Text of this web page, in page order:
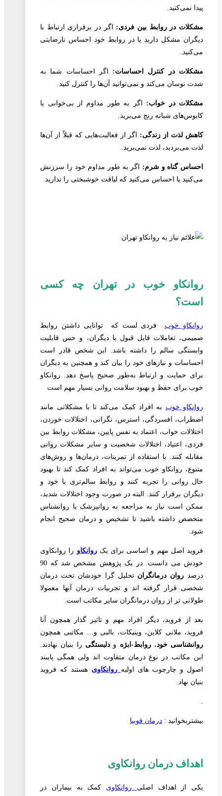
پیدا نمی‌کنید.
مشکلات در روابط بین فردی: اگر در برقراری ارتباط با
دیگران مشکل دارید یا در روابط خود احساس نارضایتی
می‌کنید.
مشکلات در کنترل احساسات: اگر احساسات شما به
شدت نوسان می‌کند و نمی‌توانید آن‌ها را کنترل کنید.
مشکلات در خواب: اگر به طور مداوم از بی‌خوابی یا
کابوس‌های شبانه رنج می‌برید.
کاهش لذت از زندگی: اگر از فعالیت‌هایی که قبلاً از آن‌ها
لذت می‌بردید، لذت نمی‌برید.
احساس گناه و شرم: اگر به طور مداوم خود را سرزنش
می‌کنید یا احساس می‌کنید که لیاقت خوشبختی را ندارید.
روانکاو خوب در تهران چه کسی
است؟
روانکاو خوب فردی لست که توانایی داشتن روابط
صمیمی، تعاملات قابل قبول با دیگران، و حس قابلیت
وابستگی سالم را داشته باشد. این شخص قادر است
احساسات و نیازهای خود را بیان کند و همچنین به دیگران
برای حمایت و ارتباط به‌طور صحیح پاسخ دهد. روانکاو
خوب برای حفظ و بهبود سلامت روانی بسیار مهم است
روانکاو خوب به افراد کمک می‌کند تا با مشکلاتی مانند
اضطراب، افسردگی، استرس، نگرانی، اختلالات خوردن،
اختلالات خواب، اعتماد به نفس پایین، مشکلات روابط بین
فردی، اعتیاد، اختلالات شخصیت و سایر مشکلات روانی
مقابله کنند. با استفاده از تمرینات، درمان‌ها و روش‌های
متنوع، روانکاو خوب می‌تواند به افراد کمک کند تا بهبود
حال روانی را تجربه کنند و روابط سالم‌تری با خود و
دیگران برقرار کنند. البته در صورت وجود اختلالات شدید،
ممکن است نیاز به مراجعه به روانپزشک یا روانشناس
متخصص داشته باشید تا تشخیص و درمان صحیح انجام
شود.
فروید اصل مهم و اساسی برای یکروانکاو را روانکاوی
خودش می دانست. در یک پژوهش مشخص شد که 90
درصد روان درمانگران تحلیل گرا خودشان تحت درمان
شخصی قرار گرفته اند و تجربیات درمان آنها معمولا
طولانی تر از روان درمانگران سایر مکاتب است.
بعد از فروید، دیگر افراد مهم و تاثیر گذار همچون آنا
فروید، ملانی کلاین، وینیکات، بالبی و… مکاتبی همچون
روانشناسی خود،روابط-ابژه ودلبستگی را بنیان نهادند.
این مکاتب در نوع درمان متفاوت اند ولی همگی پایبند
اصول و چارچوب های اولیه روانکاوی هستند که فروید
بنیان نهاد.
.
بیشتربخوانید : درمان فوبیا
اهداف درمان روانکاوی
یکی از اهداف اصلی روانکاوی کمک به بیماران در